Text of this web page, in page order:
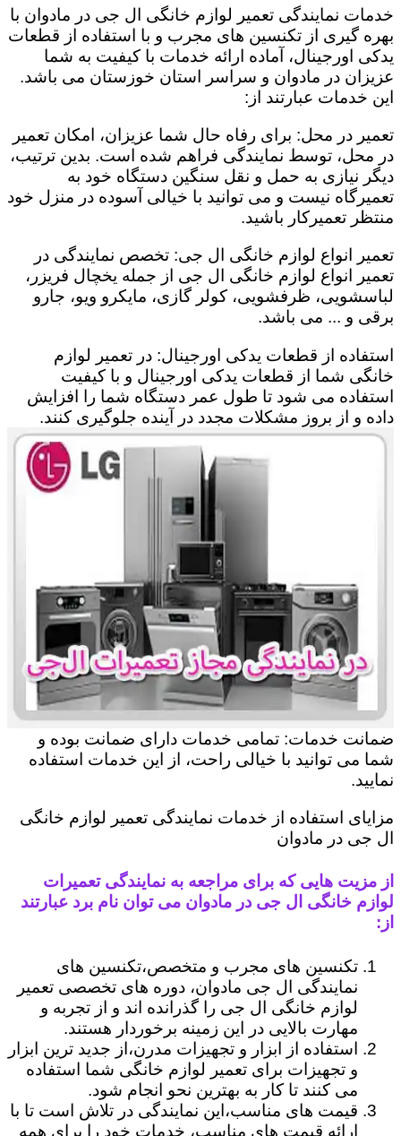
خدمات نمایندگی تعمیر لوازم خانگی ال جی در مادوان با
بهره گیری از تکنسین های مجرب و با استفاده از قطعات
یدکی اورجینال، آماده ارائه خدمات با کیفیت به شما
عزیزان در مادوان و سراسر استان خوزستان می باشد.
این خدمات عبارتند از:
تعمیر در محل: برای رفاه حال شما عزیزان، امکان تعمیر
در محل، توسط نمایندگی فراهم شده است. بدین ترتیب،
دیگر نیازی به حمل و نقل سنگین دستگاه خود به
تعمیرگاه نیست و می توانید با خیالی آسوده در منزل خود
منتظر تعمیرکار باشید.
تعمیر انواع لوازم خانگی ال جی: تخصص نمایندگی در
تعمیر انواع لوازم خانگی ال جی از جمله یخچال فریزر،
لباسشویی، ظرفشویی، کولر گازی، مایکرو ویو، جارو
برقی و ... می باشد.
استفاده از قطعات یدکی اورجینال: در تعمیر لوازم
خانگی شما از قطعات یدکی اورجینال و با کیفیت
استفاده می شود تا طول عمر دستگاه شما را افزایش
داده و از بروز مشکلات مجدد در آینده جلوگیری کنند.
ضمانت خدمات: تمامی خدمات دارای ضمانت بوده و
شما می توانید با خیالی راحت، از این خدمات استفاده
نمایید.
مزایای استفاده از خدمات نمایندگی تعمیر لوازم خانگی
ال جی در مادوان
از مزیت هایی که برای مراجعه به نمایندگی تعمیرات
لوازم خانگی ال جی در مادوان می توان نام برد عبارتند
از:
تکنسین های مجرب و متخصص،تکنسین های
نمایندگی ال جی مادوان، دوره های تخصصی تعمیر
لوازم خانگی ال جی را گذرانده اند و از تجربه و
مهارت بالایی در این زمینه برخوردار هستند.
استفاده از ابزار و تجهیزات مدرن،از جدید ترین ابزار
و تجهیزات برای تعمیر لوازم خانگی شما استفاده
می کنند تا کار به بهترین نحو انجام شود.
قیمت های مناسب،این نمایندگی در تلاش است تا با
ارائه قیمت های مناسب، خدمات خود را برای همه